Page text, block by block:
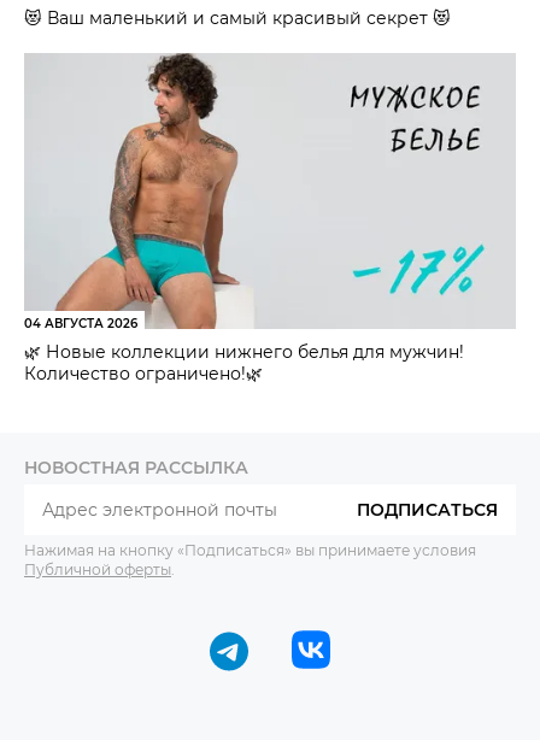
😻 Ваш маленький и самый красивый секрет 😻
04 АВГУСТА 2026
🌿 Новые коллекции нижнего белья для мужчин!
Количество ограничено!🌿
НОВОСТНАЯ РАССЫЛКА
ПОДПИСАТЬСЯ
Нажимая на кнопку «Подписаться» вы принимаете условия
Публичной оферты